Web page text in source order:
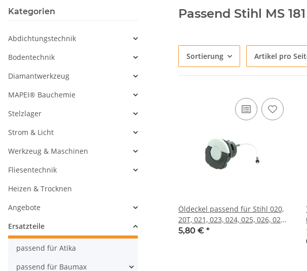
Passend Stihl MS 181
Sortierung Artikel pro
Öldeckel passend für Stihl 020,
20T, 021, 023, 024, 025, 026, 028,
029, 034, 036, 038, 039, 044, 046,
5,80 € *
Kategorien
Abdichtungstechnik
Bodentechnik
Diamantwerkzeug
MAPEI® Bauchemie
Stelzlager
Strom & Licht
Werkzeug & Maschinen
Fliesentechnik
Heizen & Trocknen
Angebote
Ersatzteile
passend für Atika
passend für Baumax